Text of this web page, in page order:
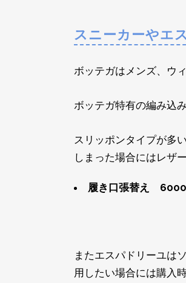
スニーカーやエ
ボッテガはメンズ、ウ
ボッテガ特有の編み込
スリッポンタイプが多
しまった場合にはレザ
履き口張替え
またエスパドリーユは
用したい場合には購入